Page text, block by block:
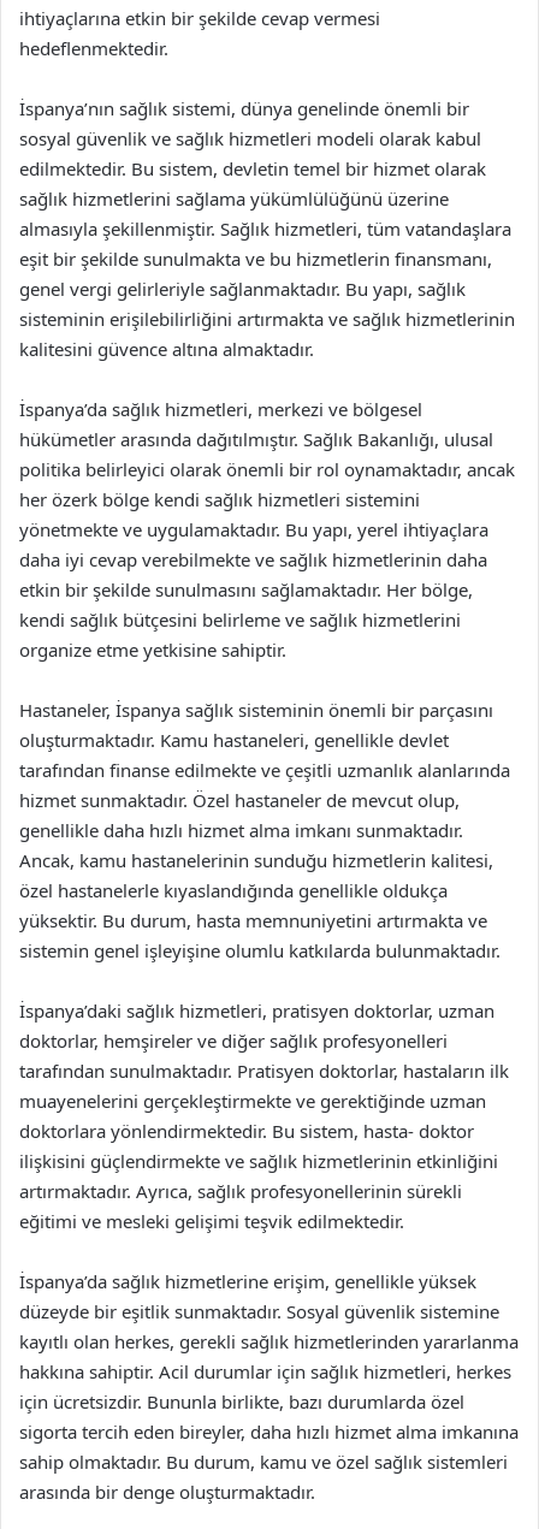
ihtiyaçlarına etkin bir şekilde cevap vermesi
hedeflenmektedir.
İspanya’nın sağlık sistemi, dünya genelinde önemli bir
sosyal güvenlik ve sağlık hizmetleri modeli olarak kabul
edilmektedir. Bu sistem, devletin temel bir hizmet olarak
sağlık hizmetlerini sağlama yükümlülüğünü üzerine
almasıyla şekillenmiştir. Sağlık hizmetleri, tüm vatandaşlara
eşit bir şekilde sunulmakta ve bu hizmetlerin finansmanı,
genel vergi gelirleriyle sağlanmaktadır. Bu yapı, sağlık
sisteminin erişilebilirliğini artırmakta ve sağlık hizmetlerinin
kalitesini güvence altına almaktadır.
İspanya’da sağlık hizmetleri, merkezi ve bölgesel
hükümetler arasında dağıtılmıştır. Sağlık Bakanlığı, ulusal
politika belirleyici olarak önemli bir rol oynamaktadır, ancak
her özerk bölge kendi sağlık hizmetleri sistemini
yönetmekte ve uygulamaktadır. Bu yapı, yerel ihtiyaçlara
daha iyi cevap verebilmekte ve sağlık hizmetlerinin daha
etkin bir şekilde sunulmasını sağlamaktadır. Her bölge,
kendi sağlık bütçesini belirleme ve sağlık hizmetlerini
organize etme yetkisine sahiptir.
Hastaneler, İspanya sağlık sisteminin önemli bir parçasını
oluşturmaktadır. Kamu hastaneleri, genellikle devlet
tarafından finanse edilmekte ve çeşitli uzmanlık alanlarında
hizmet sunmaktadır. Özel hastaneler de mevcut olup,
genellikle daha hızlı hizmet alma imkanı sunmaktadır.
Ancak, kamu hastanelerinin sunduğu hizmetlerin kalitesi,
özel hastanelerle kıyaslandığında genellikle oldukça
yüksektir. Bu durum, hasta memnuniyetini artırmakta ve
sistemin genel işleyişine olumlu katkılarda bulunmaktadır.
İspanya’daki sağlık hizmetleri, pratisyen doktorlar, uzman
doktorlar, hemşireler ve diğer sağlık profesyonelleri
tarafından sunulmaktadır. Pratisyen doktorlar, hastaların ilk
muayenelerini gerçekleştirmekte ve gerektiğinde uzman
doktorlara yönlendirmektedir. Bu sistem, hasta- doktor
ilişkisini güçlendirmekte ve sağlık hizmetlerinin etkinliğini
artırmaktadır. Ayrıca, sağlık profesyonellerinin sürekli
eğitimi ve mesleki gelişimi teşvik edilmektedir.
İspanya’da sağlık hizmetlerine erişim, genellikle yüksek
düzeyde bir eşitlik sunmaktadır. Sosyal güvenlik sistemine
kayıtlı olan herkes, gerekli sağlık hizmetlerinden yararlanma
hakkına sahiptir. Acil durumlar için sağlık hizmetleri, herkes
için ücretsizdir. Bununla birlikte, bazı durumlarda özel
sigorta tercih eden bireyler, daha hızlı hizmet alma imkanına
sahip olmaktadır. Bu durum, kamu ve özel sağlık sistemleri
arasında bir denge oluşturmaktadır.